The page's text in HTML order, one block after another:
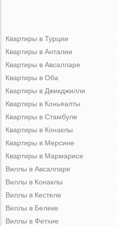
Квартиры в Турции
Квартиры в Анталии
Квартиры в Авсалларе
Квартиры в Оба
Квартиры в Джикджилли
Квартиры в Коньяалты
Квартиры в Стамбуле
Квартиры в Конаклы
Квартиры в Мерсине
Квартиры в Мармарисе
Виллы в Авсалларе
Виллы в Конаклы
Виллы в Кестеле
Виллы в Белеке
Виллы в Фетхие